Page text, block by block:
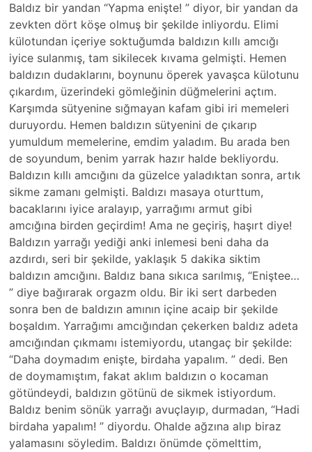
Baldız bir yandan “Yapma enişte! ” diyor, bir yandan da
zevkten dört köşe olmuş bir şekilde inliyordu. Elimi
külotundan içeriye soktuğumda baldızın kıllı amcığı
iyice sulanmış, tam sikilecek kıvama gelmişti. Hemen
baldızın dudaklarını, boynunu öperek yavaşca külotunu
çıkardım, üzerindeki gömleğinin düğmelerini açtım.
Karşımda sütyenine sığmayan kafam gibi iri memeleri
duruyordu. Hemen baldızın sütyenini de çıkarıp
yumuldum memelerine, emdim yaladım. Bu arada ben
de soyundum, benim yarrak hazır halde bekliyordu.
Baldızın kıllı amcığını da güzelce yaladıktan sonra, artık
sikme zamanı gelmişti. Baldızı masaya oturttum,
bacaklarını iyice aralayıp, yarrağımı armut gibi
amcığına birden geçirdim! Ama ne geçiriş, haşırt diye!
Baldızın yarrağı yediği anki inlemesi beni daha da
azdırdı, seri bir şekilde, yaklaşık 5 dakika siktim
baldızın amcığını. Baldız bana sıkıca sarılmış, “Eniştee…
” diye bağırarak orgazm oldu. Bir iki sert darbeden
sonra ben de baldızın amının içine acaip bir şekilde
boşaldım. Yarrağımı amcığından çekerken baldız adeta
amcığından çıkmamı istemiyordu, utangaç bir şekilde:
“Daha doymadım enişte, birdaha yapalım. ” dedi. Ben
de doymamıştım, fakat aklım baldızın o kocaman
götündeydi, baldızın götünü de sikmek istiyordum.
Baldız benim sönük yarrağı avuçlayıp, durmadan, “Hadi
birdaha yapalım! ” diyordu. Ohalde ağzına alıp biraz
yalamasını söyledim. Baldızı önümde çömelttim,